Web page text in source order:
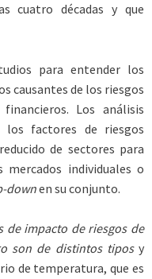
cuatro décadas y que
para entender los
causantes de los riesgos
Los análisis
factores de riesgos
de sectores para
mercados individuales o
downen su conjunto.
de impacto de riesgos de
son de distintos tipos y
de temperatura, que es